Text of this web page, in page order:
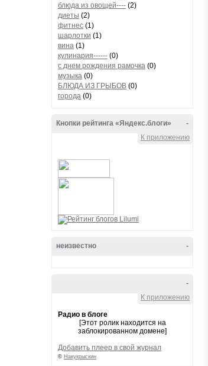
блюда из овощей---- (2)
диеты (2)
фитнес (1)
шарлотки (1)
вина (1)
кулинария------ (0)
с днем рождения рамочка (0)
музыка (0)
БЛЮДА ИЗ ГРЫБОВ (0)
города (0)
-
Кнопки рейтинга «Яндекс.блоги»
К приложению
-
неизвестно
-
К приложению
Радио в блоге
[Этот ролик находится на
заблокированном домене]
Добавить плеер в свой журнал
© Накукрыскин